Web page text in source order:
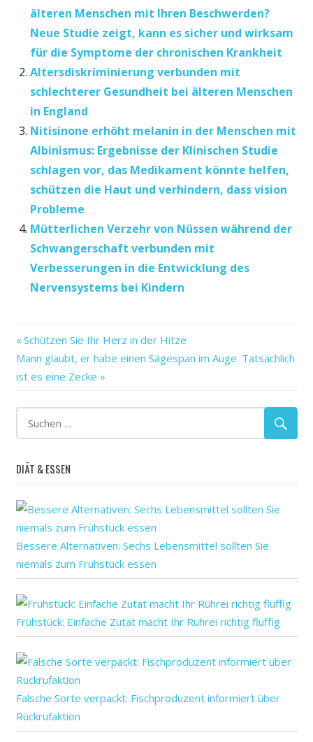
älteren Menschen mit Ihren Beschwerden?
Neue Studie zeigt, kann es sicher und wirksam
für die Symptome der chronischen Krankheit
Altersdiskriminierung verbunden mit
schlechterer Gesundheit bei älteren Menschen
in England
Nitisinone erhöht melanin in der Menschen mit
Albinismus: Ergebnisse der Klinischen Studie
schlagen vor, das Medikament könnte helfen,
schützen die Haut und verhindern, dass vision
Probleme
Mütterlichen Verzehr von Nüssen während der
Schwangerschaft verbunden mit
Verbesserungen in die Entwicklung des
Nervensystems bei Kindern
bei
der
geistigen
körperlichen
mit
und
verbunden
Beitragsnavigation
Vorheriger
Beitrag:
Schützen Sie Ihr Herz in der Hitze
Nächster
Beitrag:
Mann glaubt, er habe einen Sägespan im Auge. Tatsächlich
ist es eine Zecke
DIÄT & ESSEN
Bessere Alternativen: Sechs Lebensmittel sollten Sie
niemals zum Frühstück essen
Frühstück: Einfache Zutat macht Ihr Rührei richtig fluffig
Falsche Sorte verpackt: Fischproduzent informiert über
Rückrufaktion